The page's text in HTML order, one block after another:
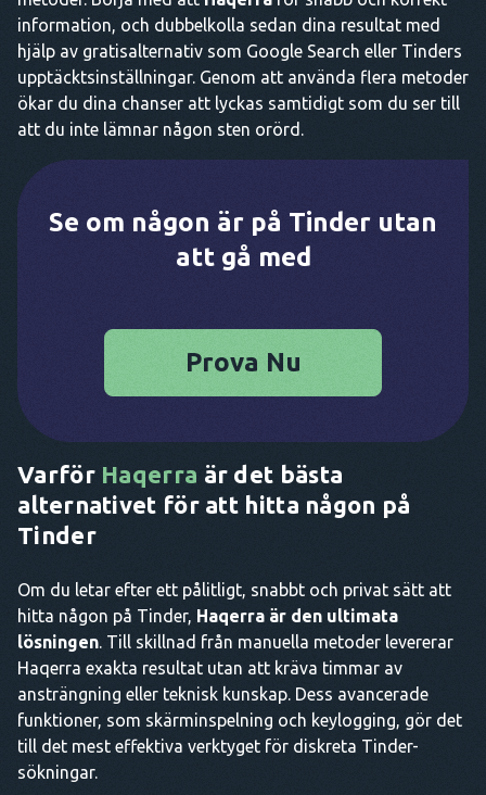
information, och dubbelkolla sedan dina resultat med
hjälp av gratisalternativ som Google Search eller Tinders
upptäcktsinställningar. Genom att använda flera metoder
ökar du dina chanser att lyckas samtidigt som du ser till
att du inte lämnar någon sten orörd.
Se om någon är på Tinder utan
att gå med
Prova Nu
Varför Haqerra är det bästa
alternativet för att hitta någon på
Tinder
Om du letar efter ett pålitligt, snabbt och privat sätt att
hitta någon på Tinder, Haqerra är den ultimata
lösningen. Till skillnad från manuella metoder levererar
Haqerra exakta resultat utan att kräva timmar av
ansträngning eller teknisk kunskap. Dess avancerade
funktioner, som skärminspelning och keylogging, gör det
till det mest effektiva verktyget för diskreta Tinder-
sökningar.